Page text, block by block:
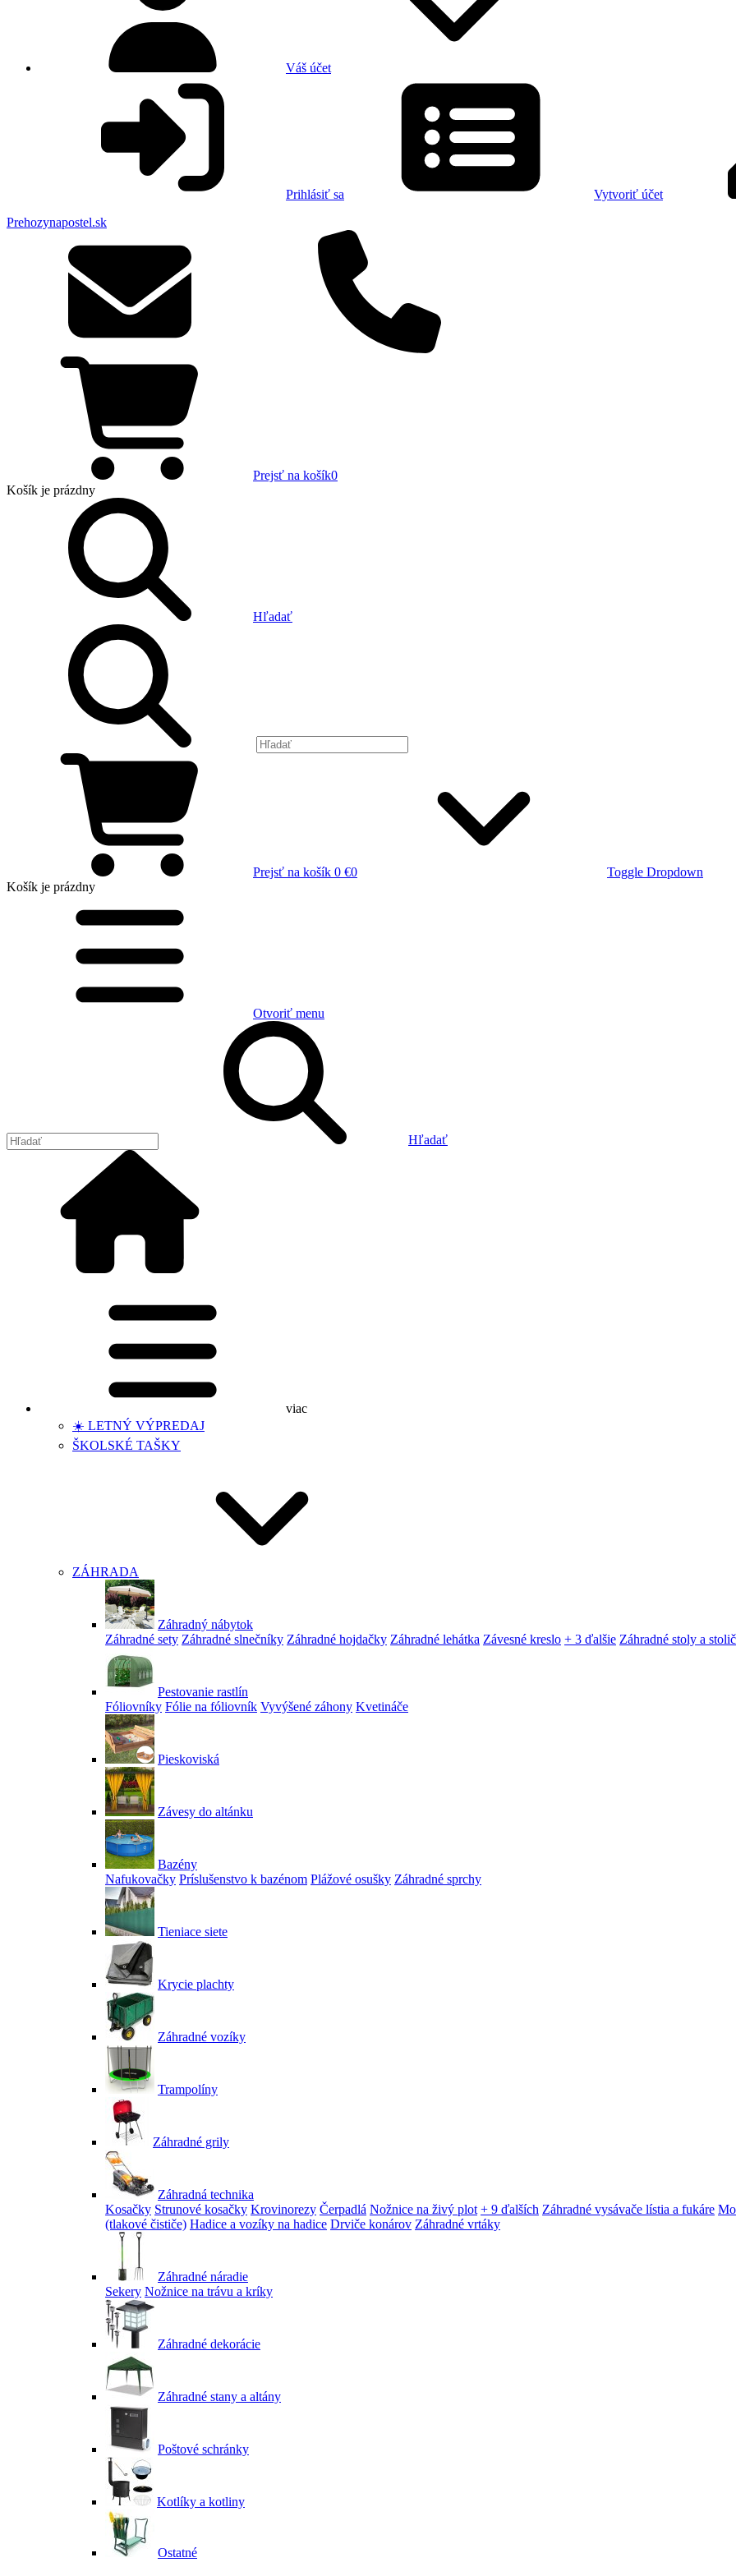
Váš účet
Prihlásiť sa Vytvoriť účet
Prehozynapostel.sk
Prejsť na košík0
Košík je prázdny
Hľadať
Prejsť na košík 0 €0
Toggle Dropdown
Košík je prázdny
Otvoriť menu
Hľadať
viac
☀️ LETNÝ VÝPREDAJ
ŠKOLSKÉ TAŠKY
ZÁHRADA
Záhradný nábytok
Záhradné sety Záhradné slnečníky Záhradné hojdačky Záhradné lehátka Závesné kreslo + 3 ďalšie Záhradné stoly a
Pestovanie rastlín
Fóliovníky Fólie na fóliovník Vyvýšené záhony Kvetináče
Pieskoviská
Závesy do altánku
Bazény
Nafukovačky Príslušenstvo k bazénom Plážové osušky Záhradné sprchy
Tieniace siete
Krycie plachty
Záhradné vozíky
Trampolíny
Záhradné grily
Záhradná technika
Kosačky Strunové kosačky Krovinorezy Čerpadlá Nožnice na živý plot + 9 ďalších Záhradné vysávače lístia a fukáre
(tlakové čističe) Hadice a vozíky na hadice Drviče konárov Záhradné vrtáky
Záhradné náradie
Sekery Nožnice na trávu a kríky
Záhradné dekorácie
Záhradné stany a altány
Poštové schránky
Kotlíky a kotliny
Ostatné